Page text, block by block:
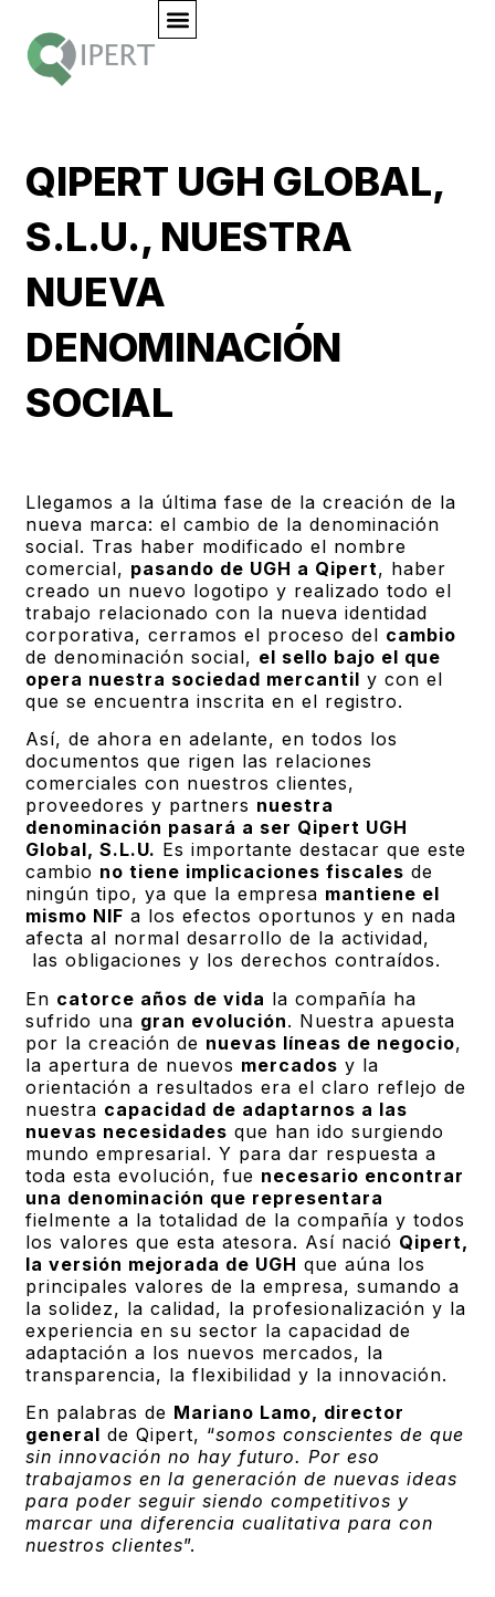
QIPERT UGH GLOBAL,
S.L.U., NUESTRA
NUEVA
DENOMINACIÓN
SOCIAL
Llegamos a la última fase de la creación de la
nueva marca: el cambio de la denominación
social. Tras haber modificado el nombre
comercial, pasando de UGH a Qipert, haber
creado un nuevo logotipo y realizado todo el
trabajo relacionado con la nueva identidad
corporativa, cerramos el proceso del cambio
de denominación social, el sello bajo el que
opera nuestra sociedad mercantil y con el
que se encuentra inscrita en el registro.
Así, de ahora en adelante, en todos los
documentos que rigen las relaciones
comerciales con nuestros clientes,
proveedores y partners nuestra
denominación pasará a ser Qipert UGH
Global, S.L.U. Es importante destacar que este
cambio no tiene implicaciones fiscales de
ningún tipo, ya que la empresa mantiene el
mismo NIF a los efectos oportunos y en nada
afecta al normal desarrollo de la actividad,
las obligaciones y los derechos contraídos.
En catorce años de vida la compañía ha
sufrido una gran evolución. Nuestra apuesta
por la creación de nuevas líneas de negocio,
la apertura de nuevos mercados y la
orientación a resultados era el claro reflejo de
nuestra capacidad de adaptarnos a las
nuevas necesidades que han ido surgiendo
mundo empresarial. Y para dar respuesta a
toda esta evolución, fue necesario encontrar
una denominación que representara
fielmente a la totalidad de la compañía y todos
los valores que esta atesora. Así nació Qipert,
la versión mejorada de UGH que aúna los
principales valores de la empresa, sumando a
la solidez, la calidad, la profesionalización y la
experiencia en su sector la capacidad de
adaptación a los nuevos mercados, la
transparencia, la flexibilidad y la innovación.
En palabras de Mariano Lamo, director
general de Qipert, “somos conscientes de que
sin innovación no hay futuro. Por eso
trabajamos en la generación de nuevas ideas
para poder seguir siendo competitivos y
marcar una diferencia cualitativa para con
nuestros clientes”.